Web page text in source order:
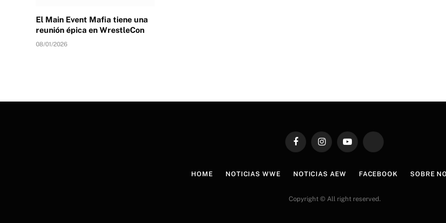
El Main Event Mafia tiene una
reunión épica en WrestleCon
08/01/2026
FacebookInstagramYouTube TikTok
HOME NOTICIAS WWE NOTICIAS AEW FACEBOOK SOBRE
Copyright © All right reserved.